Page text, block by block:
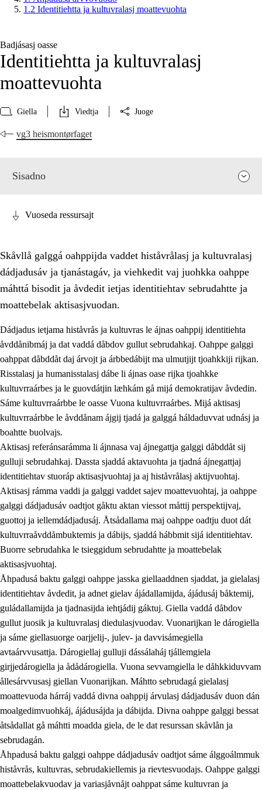
1.2 Identitiehtta ja kultuvralasj moattevuohta
Badjásasj oasse
Identitiehtta ja kultuvralasj
moattevuohta
Giella Viedtja Juoge
vg3 heismontørfaget
Sisadno
Åhpadusá árvvovuodo
1.1 Almasjárvvo
1.2 Identitiehtta ja kultuvralasj moattevuohta
1.3 Lájttális ájádallam ja estetihkalasj diedulasjvuohta
1.5 Vieledus luonnduj ja birásdiedulasjvuohta
1.6 Demokratijja ja oassálasstem
Vuoseda ressursajt
Skåvllå galggá oahppijda vaddet histåvrålasj ja kultuvralasj
dádjadusáv ja tjanástagáv, ja viehkedit vaj juohkka oahppe
máhttá bisodit ja åvdedit ietjas identitiehtav sebrudahtte ja
moattebelak aktisasjvuodan.
Dádjadus ietjama histåvrås ja kultuvras le ájnas oahppij identitiehta
åvddånibmáj ja dat vaddá dåbdov gullut sebrudahkaj. Oahppe galggi
oahppat dåbddåt daj árvojt ja árbbedábijt ma ulmutjijt tjoahkkiji rijkan.
Risstalasj ja humanisstalasj dábe li ájnas oase rijka tjoahkke
kultuvrraárbes ja le guovdátjin læhkám gå mijá demokratijav åvdedin.
Sáme kultuvrraárbbe le oasse Vuona kultuvrraárbes. Mijá aktisasj
kultuvrraárbbe le åvddånam ájgij tjadá ja galggá háldaduvvat udnásj ja
boahtte buolvajs.
Aktisasj referánsarámma li ájnnasa vaj ájnegattja galggi dåbddåt sij
gulluji sebrudahkaj. Dassta sjaddá aktavuohta ja tjadná ájnegattjaj
identitiehtav stuoráp aktisasjvuohtaj ja aj histåvrålasj aktijvuohtaj.
Aktisasj rámma vaddi ja galggi vaddet sajev moattevuohtaj, ja oahppe
galggi dádjadusáv oadtjot gåktu aktan viessot måttij perspektijvaj,
guottoj ja iellemdádjadusáj. Åtsådallama maj oahppe oadtju duot dát
kultuvrraåvddåmbuktemis ja dábijs, sjaddá hábbmit sijá identitiehtav.
Buorre sebrudahka le tsieggidum sebrudahtte ja moattebelak
aktisasjvuohtaj.
Åhpadusá baktu galggi oahppe jasska giellaaddnen sjaddat, ja gielalasj
identitiehtav åvdedit, ja adnet gielav ájádallamijda, ájádusáj båktemij,
guládallamijda ja tjadnasijda iehtjádij gáktuj. Giella vaddá dåbdov
gullut juosik ja kultuvralasj diedulasjvuodav. Vuonarijkan le dárogiella
ja sáme giellasuorge oarjjelij-, julev- ja davvisámegiella
avtaárvvusattja. Dárogiellaj gulluji dássálaháj tjállemgiela
girjjedárogiella ja ådådárogiella. Vuona sevvamgiella le dåhkkiduvvam
ållesárvvusasj giellan Vuonarijkan. Máhtto sebrudagá gielalasj
moattevuoda hárráj vaddá divna oahppij árvulasj dádjadusáv duon dán
moalgedimvuohkáj, ájádusájda ja dábijda. Divna oahppe galggi bessat
åtsådallat gå máhtti moadda giela, de le dat resurssan skåvlån ja
sebrudagán.
Åhpadusá baktu galggi oahppe dádjadusáv oadtjot sáme álggoálmmuk
histåvrås, kultuvras, sebrudakiellemis ja rievtesvuodajs. Oahppe galggi
moattebelakvuodav ja variasjåvnåjt oahppat sáme kultuvran ja